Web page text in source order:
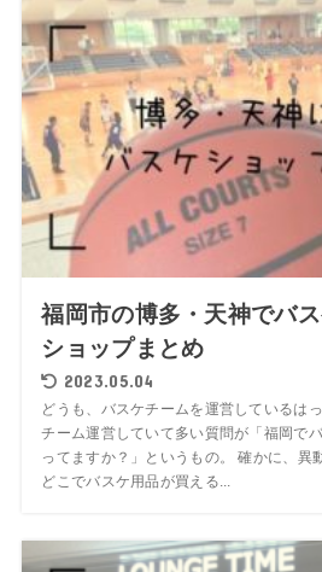
福岡市の博多・天神でバ
ショップまとめ
2023.05.04
どうも、バスケチームを運営しているは
チーム運営していて多い質問が「福岡で
ってますか？」というもの。 確かに、異
どこでバスケ用品が買える...